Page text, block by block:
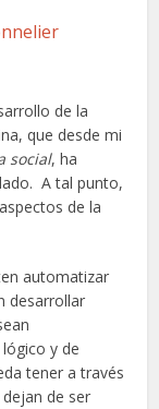
de la
que desde mi
social, ha
A tal punto,
de la
automatizar
desarrollar
y de
tener a través
de ser